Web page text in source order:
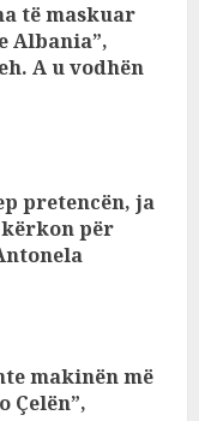
të maskuar
Albania”,
A u vodhën
pretencën, ja
për
makinën më
Çelën”,